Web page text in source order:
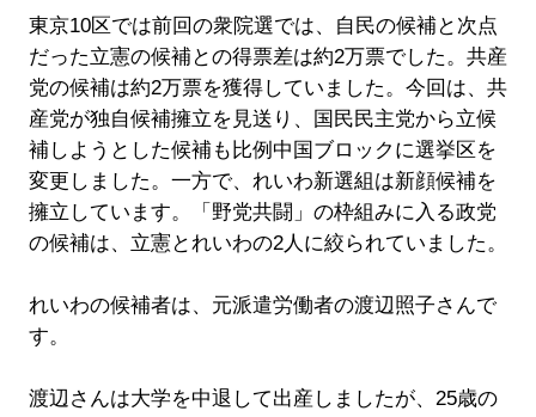
東京10区では前回の衆院選では、自民の候補と次点
だった立憲の候補との得票差は約2万票でした。共産
党の候補は約2万票を獲得していました。今回は、共
産党が独自候補擁立を見送り、国民民主党から立候
補しようとした候補も比例中国ブロックに選挙区を
変更しました。一方で、れいわ新選組は新顔候補を
擁立しています。「野党共闘」の枠組みに入る政党
の候補は、立憲とれいわの2人に絞られていました。
れいわの候補者は、元派遣労働者の渡辺照子さんで
す。
渡辺さんは大学を中退して出産しましたが、25歳の